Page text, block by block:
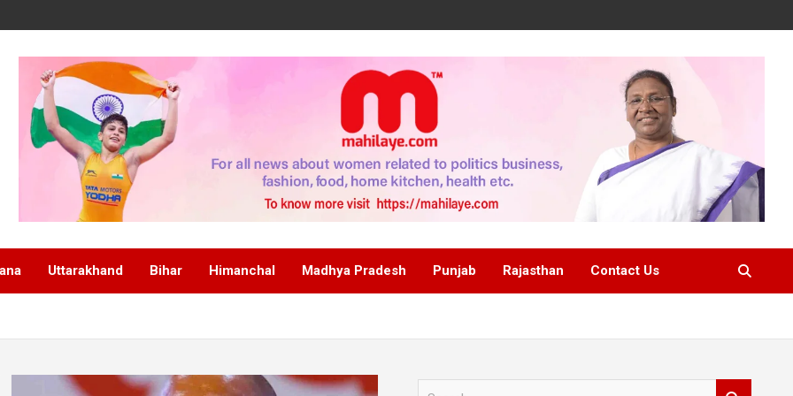
Uttarakhand Bihar Himanchal Madhya Pradesh Punjab Rajasthan Contact Us